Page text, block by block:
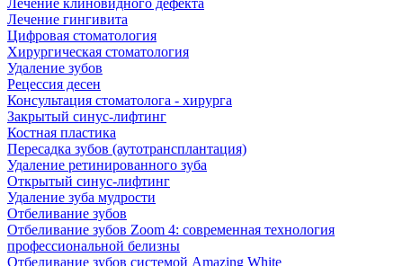
Лечение клиновидного дефекта
Лечение гингивита
Цифровая стоматология
Хирургическая стоматология
Удаление зубов
Рецессия десен
Консультация стоматолога - хирурга
Закрытый синус-лифтинг
Костная пластика
Пересадка зубов (аутотрансплантация)
Удаление ретинированного зуба
Открытый синус-лифтинг
Удаление зуба мудрости
Отбеливание зубов
Отбеливание зубов Zoom 4: современная технология
профессиональной белизны
Отбеливание зубов системой Amazing White